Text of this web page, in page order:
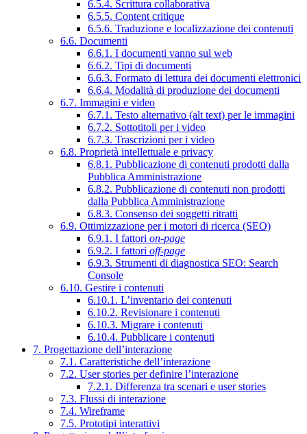
6.5.4. Scrittura collaborativa
6.5.5. Content critique
6.5.6. Traduzione e localizzazione dei contenuti
6.6. Documenti
6.6.1. I documenti vanno sul web
6.6.2. Tipi di documenti
6.6.3. Formato di lettura dei documenti elettronici
6.6.4. Modalità di produzione dei documenti
6.7. Immagini e video
6.7.1. Testo alternativo (alt text) per le immagini
6.7.2. Sottotitoli per i video
6.7.3. Trascrizioni per i video
6.8. Proprietà intellettuale e privacy
6.8.1. Pubblicazione di contenuti prodotti dalla
Pubblica Amministrazione
6.8.2. Pubblicazione di contenuti non prodotti
dalla Pubblica Amministrazione
6.8.3. Consenso dei soggetti ritratti
6.9. Ottimizzazione per i motori di ricerca (SEO)
6.9.1. I fattori on-page
6.9.2. I fattori off-page
6.9.3. Strumenti di diagnostica SEO: Search
Console
6.10. Gestire i contenuti
6.10.1. L’inventario dei contenuti
6.10.2. Revisionare i contenuti
6.10.3. Migrare i contenuti
6.10.4. Pubblicare i contenuti
7. Progettazione dell’interazione
7.1. Caratteristiche dell’interazione
7.2. User stories per definire l’interazione
7.2.1. Differenza tra scenari e user stories
7.3. Flussi di interazione
7.4. Wireframe
7.5. Prototipi interattivi